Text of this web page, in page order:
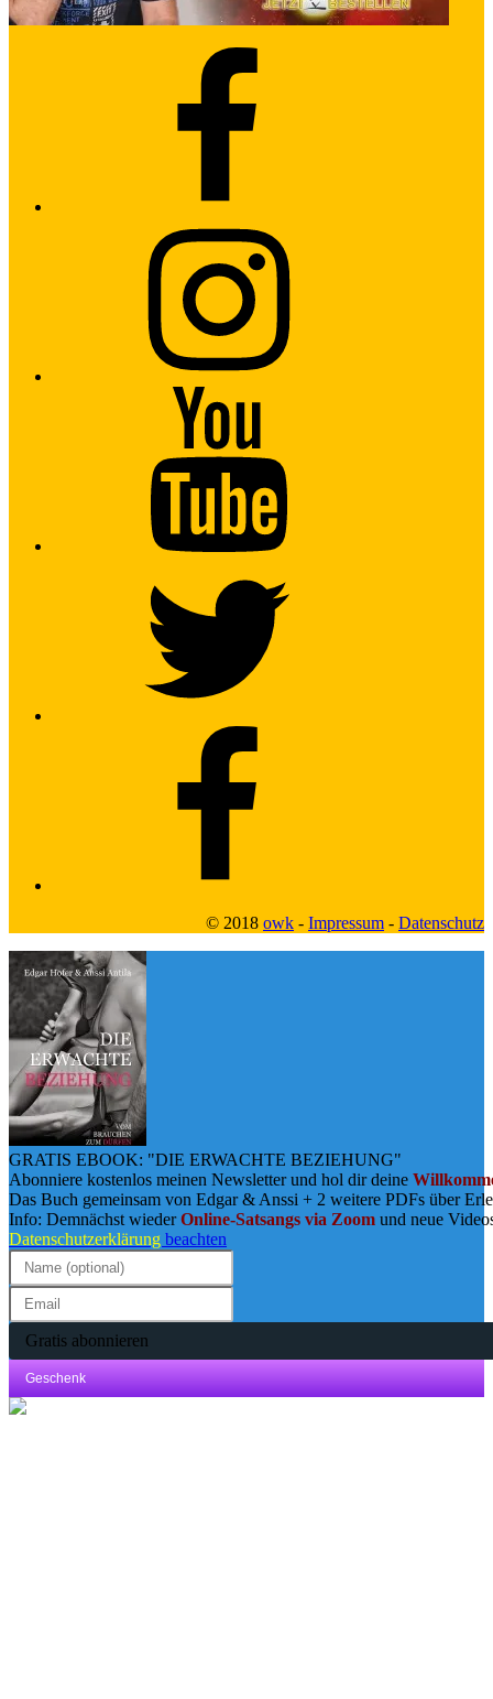
© 2018 owk - Impressum - Datenschutz
GRATIS EBOOK: "DIE ERWACHTE BEZIEHUNG"
Abonniere kostenlos meinen Newsletter und hol dir deine
Das Buch gemeinsam von Edgar & Anssi + 2 weitere PDFs über
Info: Demnächst wiederOnline-Satsangs via Zoom und neue
Datenschutzerklärung beachten
Gratis abonnieren
Geschenk